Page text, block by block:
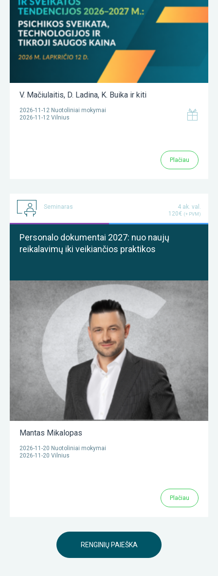
V. Mačiulaitis, D. Ladina, K. Buika ir kiti
2026-11-12 Nuotoliniai mokymai
2026-11-12 Vilnius
Plačiau
Seminaras
4 ak. val.
120€ (+ PVM)
Personalo dokumentai 2027: nuo naujų
reikalavimų iki veikiančios praktikos
Mantas Mikalopas
2026-11-20 Nuotoliniai mokymai
2026-11-20 Vilnius
Plačiau
RENGINIŲ PAIEŠKA